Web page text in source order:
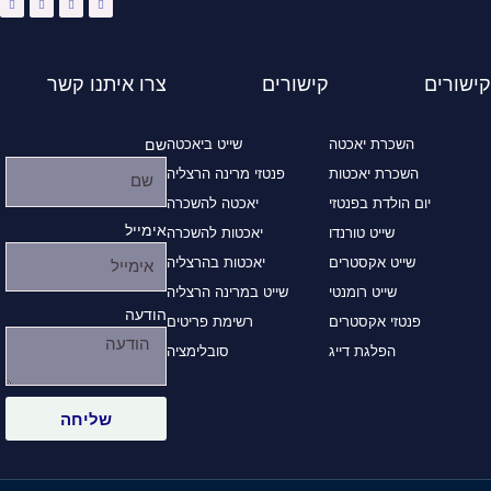
e
b
t
u
t
a
t
s
קישורים
השכרת יאכטה
השכרת יאכטות
יום הולדת בפנטזי
שייט טורנדו
שייט אקסטרים
שייט רומנטי
פנטזי אקסטרים
הפלגת דייג
קישורים
שייט ביאכטה
פנטזי מרינה הרצליה
יאכטה להשכרה
יאכטות להשכרה
יאכטות בהרצליה
שייט במרינה הרצליה
רשימת פריטים
סובלימציה
צרו איתנו קשר
שם
אימייל
הודעה
שליחה